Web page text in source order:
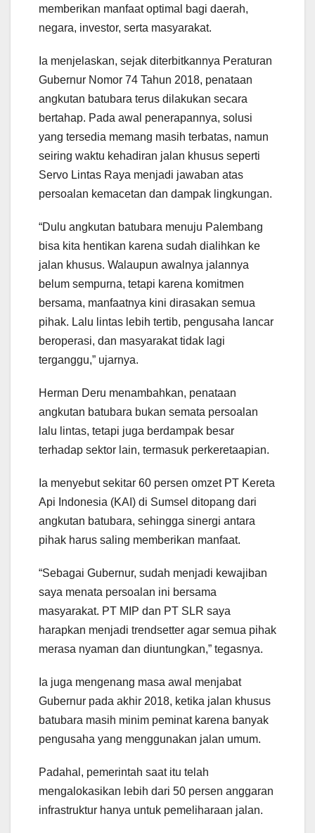
memberikan manfaat optimal bagi daerah,
negara, investor, serta masyarakat.
Ia menjelaskan, sejak diterbitkannya Peraturan
Gubernur Nomor 74 Tahun 2018, penataan
angkutan batubara terus dilakukan secara
bertahap. Pada awal penerapannya, solusi
yang tersedia memang masih terbatas, namun
seiring waktu kehadiran jalan khusus seperti
Servo Lintas Raya menjadi jawaban atas
persoalan kemacetan dan dampak lingkungan.
“Dulu angkutan batubara menuju Palembang
bisa kita hentikan karena sudah dialihkan ke
jalan khusus. Walaupun awalnya jalannya
belum sempurna, tetapi karena komitmen
bersama, manfaatnya kini dirasakan semua
pihak. Lalu lintas lebih tertib, pengusaha lancar
beroperasi, dan masyarakat tidak lagi
terganggu,” ujarnya.
Herman Deru menambahkan, penataan
angkutan batubara bukan semata persoalan
lalu lintas, tetapi juga berdampak besar
terhadap sektor lain, termasuk perkeretaapian.
Ia menyebut sekitar 60 persen omzet PT Kereta
Api Indonesia (KAI) di Sumsel ditopang dari
angkutan batubara, sehingga sinergi antara
pihak harus saling memberikan manfaat.
“Sebagai Gubernur, sudah menjadi kewajiban
saya menata persoalan ini bersama
masyarakat. PT MIP dan PT SLR saya
harapkan menjadi trendsetter agar semua pihak
merasa nyaman dan diuntungkan,” tegasnya.
Ia juga mengenang masa awal menjabat
Gubernur pada akhir 2018, ketika jalan khusus
batubara masih minim peminat karena banyak
pengusaha yang menggunakan jalan umum.
Padahal, pemerintah saat itu telah
mengalokasikan lebih dari 50 persen anggaran
infrastruktur hanya untuk pemeliharaan jalan.